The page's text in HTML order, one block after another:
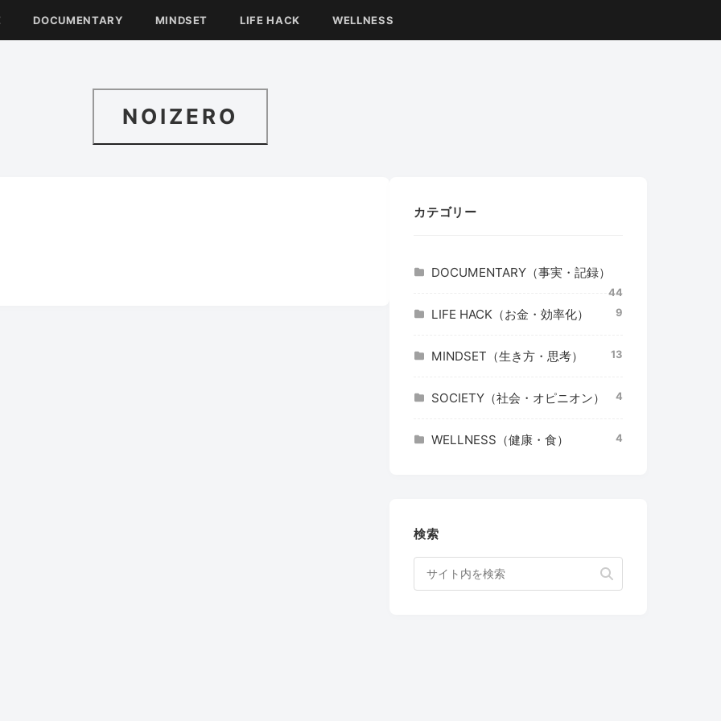
DOCUMENTARY MINDSET LIFE HACK WELLNESS
NOIZERO
カテゴリー
DOCUMENTARY（事実・記録）
44
LIFE HACK（お金・効率化） 9
MINDSET（生き方・思考） 13
SOCIETY（社会・オピニオン） 4
WELLNESS（健康・食） 4
検索